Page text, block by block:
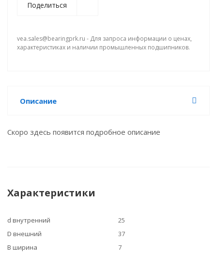
Поделиться
vea.sales@bearingprk.ru - Для запроса информации о ценах,
характеристиках и наличии промышленных подшипников.
Описание
Скоро здесь появится подробное описание
Характеристики
d внутренний
25
D внешний
37
B ширина
7